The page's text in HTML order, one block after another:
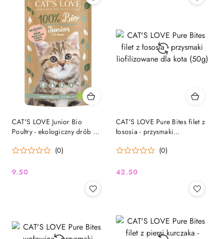
CAT'S LOVE Junior Bio
Poultry - ekologiczny drób w
(0)
Cena:
9.50
CAT'S LOVE Pure Bites filet z
łososia - przysmaki
(0)
Cena:
42.50